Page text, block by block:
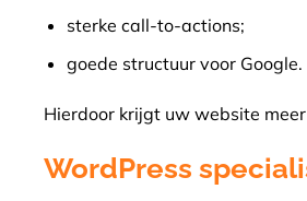
sterke call-to-actions;
goede structuur voor Google.
Hierdoor krijgt uw website
WordPress